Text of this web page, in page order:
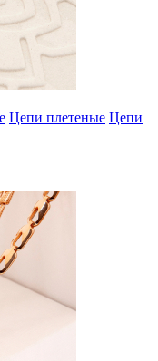
Цепи плетеные Цепи